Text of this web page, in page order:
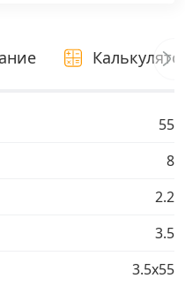
оборудование
55
8
2.2
3.5
3.5х55